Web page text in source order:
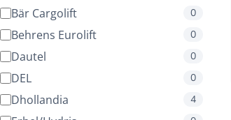
Bär Cargolift 0
Behrens Eurolift 0
Dautel 0
DEL 0
Dhollandia 4